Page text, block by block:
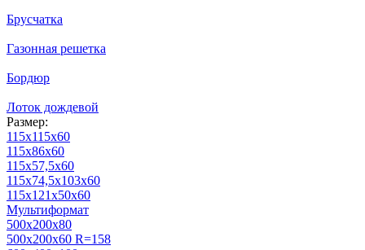
Брусчатка
Газонная решетка
Бордюр
Лоток дождевой
Размер:
115х115х60
115х86х60
115х57,5х60
115х74,5х103х60
115х121х50х60
Мультиформат
500х200х80
500x200x60 R=158